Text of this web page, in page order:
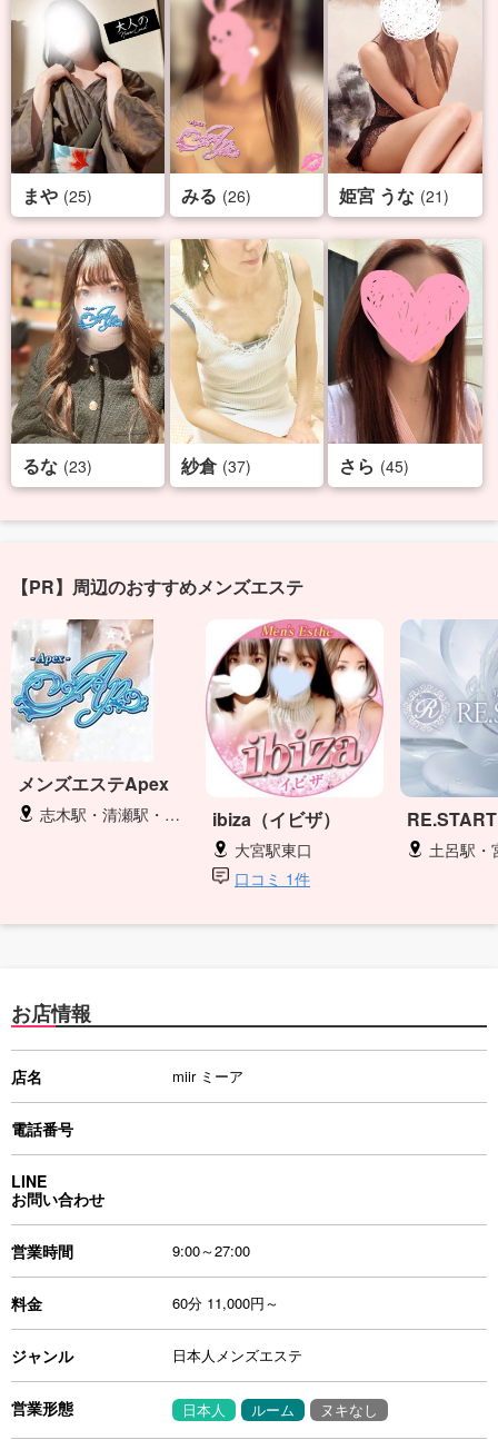
まや (25) みる (26) 姫宮 うな (21)
るな (23) 紗倉 (37) さら (45)
【PR】周辺のおすすめメンズエステ
メンズエステApex
志木駅・清瀬駅・みずほ台駅・川越駅・草加駅 ibiza（イビザ）
大宮駅東口
口コミ 1件
RE.START
土呂駅・
お店情報
店名 miir ミーア
電話番号
LINE
お問い合わせ
営業時間 9:00～27:00
料金 60分 11,000円～
ジャンル 日本人メンズエステ
営業形態 日本人 ルーム ヌキなし